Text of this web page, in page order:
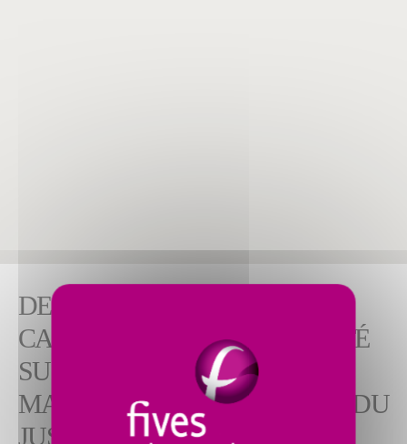
DES SHREDDERS POUR LA
CANNE À SUCRE DE QUALITÉ
SUPÉRIEURE POUR
MAXIMISER L'EXTRACTION DU
JUS DE CANNE